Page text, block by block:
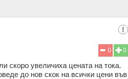
0
0
скоро увеличиха цената на тока.
до нов скок на всички цени във